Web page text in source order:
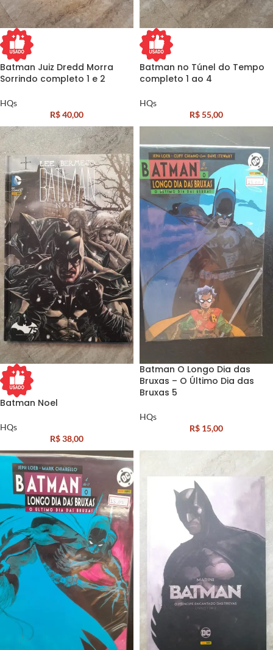
Batman Juiz Dredd Morra
Sorrindo completo 1 e 2
HQs
R$40,00
Batman no Túnel do Tempo
completo 1 ao 4
HQs
R$55,00
Batman Noel
HQs
R$38,00
Batman O Longo Dia das
Bruxas – O Último Dia das
Bruxas 5
HQs
R$ 15,00